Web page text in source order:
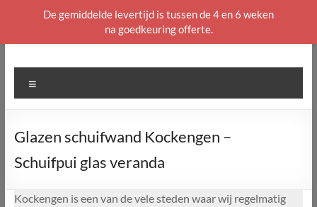
naar
Glazen schuifwand Kockengen –
Schuifpui glas veranda
Kockengen is een van de vele steden waar wij regelmatig
De gemiddelde levertijd is tussen de 4 en 6 weken
na goedkeuring offerte.